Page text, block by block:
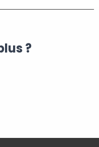
?